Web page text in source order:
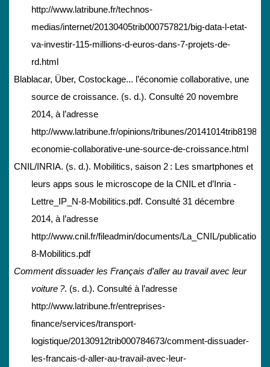
http://www.latribune.fr/technos-
medias/internet/20130405trib000757821/big-data-l-etat-
va-investir-115-millions-d-euros-dans-7-projets-de-
rd.html
Blablacar, Über, Costockage... l’économie collaborative, une
source de croissance. (s. d.). Consulté 20 novembre
2014, à l’adresse
http://www.latribune.fr/opinions/tribunes/
economie-collaborative-une-source-de-croissance.html
CNIL/INRIA. (s. d.). Mobilitics, saison 2 : Les smartphones et
leurs apps sous le microscope de la CNIL et d’Inria -
Lettre_IP_N-8-Mobilitics.pdf. Consulté 31 décembre
2014, à l’adresse
http://www.cnil.fr/fileadmin/documents/La_CNIL/
8-Mobilitics.pdf
Comment dissuader les Français d’aller au travail avec leur
voiture ?. (s. d.). Consulté à l’adresse
http://www.latribune.fr/entreprises-
finance/services/transport-
logistique/20130912trib000784673/comment-dissuader-
les-francais-d-aller-au-travail-avec-leur-